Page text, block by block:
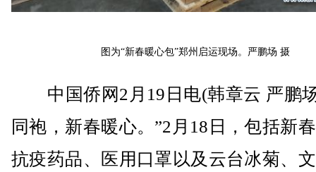
图为“新春暖心包”郑州启运现场。严鹏场 摄
中国侨网2月19日电(韩章云 严鹏
同袍，新春暖心。”2月18日，包括新
抗疫药品、医用口罩以及云台冰菊、